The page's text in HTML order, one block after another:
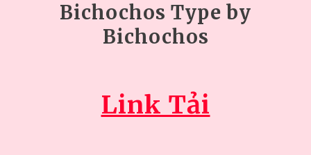
Bichochos Type by
Bichochos
Link Tải